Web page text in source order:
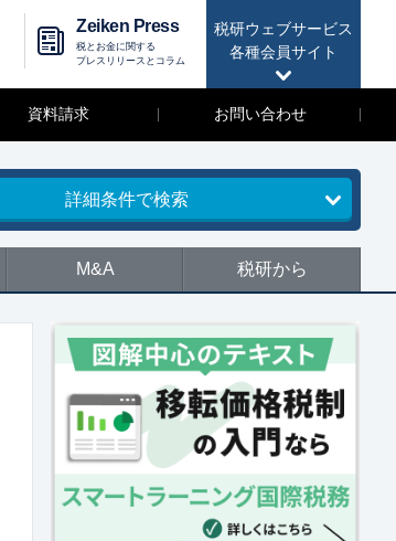
税研ウェブサービス
各種会員サイト
Zeiken Press
税とお金に関する
プレスリリースとコラム
資料請求 お問い合わせ
詳細条件で検索
M&A 税研から